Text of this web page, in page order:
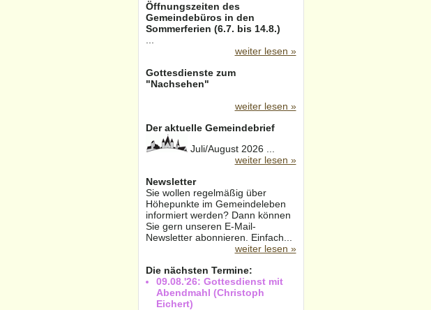
Öffnungszeiten des
Gemeindebüros in den
Sommerferien (6.7. bis 14.8.)
weiter lesen »
Gottesdienste zum
"Nachsehen"
weiter lesen »
Der aktuelle Gemeindebrief
Juli/August 2026 ...
weiter lesen »
Newsletter
Sie wollen regelmäßig über
Höhepunkte im Gemeindeleben
informiert werden? Dann können
Sie gern unseren E-Mail-
Newsletter abonnieren. Einfach...
weiter lesen »
Die nächsten Termine:
09.08.'26: Gottesdienst mit
Abendmahl (Christoph
Eichert)